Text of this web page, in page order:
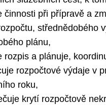
činnosti při přípravě a
střednědobého
plánu,
rozpis a plánuje,
rozpočtové výdaje v
roku,
krytí rozpočtově